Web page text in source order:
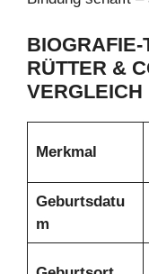
RÜTTER &
VERGLEICH
Merkmal
Geburtsdatu
m